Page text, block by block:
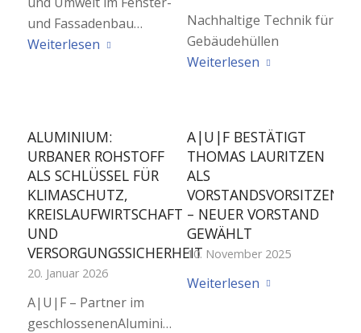
und Fassadenbau…
Weiterlesen
Nachhaltige Technik für
Gebäudehüllen
Weiterlesen
ALUMINIUM:
URBANER ROHSTOFF
ALS SCHLÜSSEL FÜR
KLIMASCHUTZ,
KREISLAUFWIRTSCHAFT
UND
VERSORGUNGSSICHERHEIT
20. Januar 2026
A|U|F – Partner im
geschlossenenAluminiumkreislauf
A|U|F BESTÄTIGT
THOMAS LAURITZEN
ALS
– NEUER VORSTAND
GEWÄHLT
10. November 2025
Weiterlesen